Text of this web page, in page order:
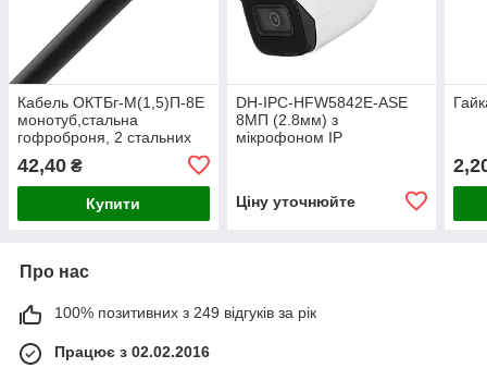
Кабель ОКТБг-М(1,5)П-8Е
монотуб,стальна
гофроброня, 2 стальних
оболонка
42,40 ₴
Купити
DH-IPC-HFW5842E-ASE
8МП (2.8мм) з
мікрофоном IP
Ціну уточнюйте
Про нас
100% позитивних з 249 відгуків за рік
Працює з 02.02.2016